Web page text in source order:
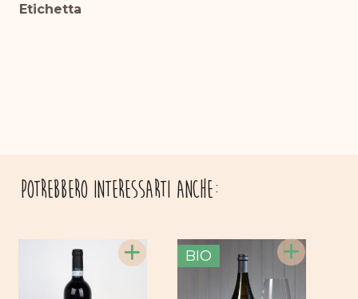
Etichetta
Potrebbero interessarti anche:
BIO +